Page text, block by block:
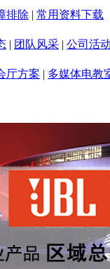
排除 | 常用资料下载
| 团队风采 | 公司活动
厅方案 | 多媒体电教